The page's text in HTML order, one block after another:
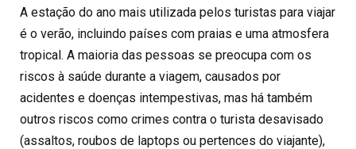
A estação do ano mais utilizada pelos turistas para viajar
é o verão, incluindo países com praias e uma atmosfera
tropical. A maioria das pessoas se preocupa com os
riscos à saúde durante a viagem, causados por
acidentes e doenças intempestivas, mas há também
outros riscos como crimes contra o turista desavisado
(assaltos, roubos de laptops ou pertences do viajante),